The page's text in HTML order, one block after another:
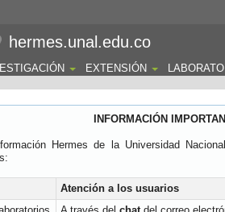
hermes.unal.edu.co
EXTENSIÓN
INFORMACIÓN
Hermes de la Universidad
Atención a los usuarios